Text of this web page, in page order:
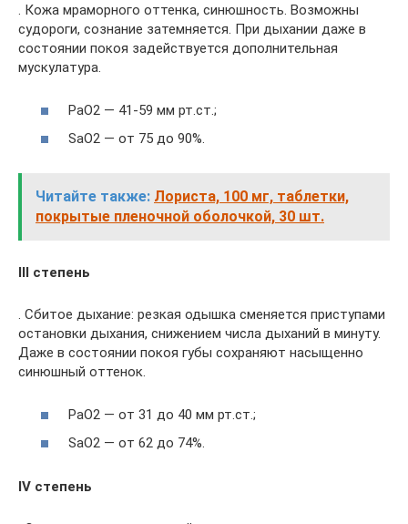
. Кожа мраморного оттенка, синюшность. Возможны
судороги, сознание затемняется. При дыхании даже в
состоянии покоя задействуется дополнительная
мускулатура.
РаО2 — 41-59 мм рт.ст.;
SаО2 — от 75 до 90%.
Читайте также: Лориста, 100 мг, таблетки,
покрытые пленочной оболочкой, 30 шт.
III степень
. Сбитое дыхание: резкая одышка сменяется приступами
остановки дыхания, снижением числа дыханий в минуту.
Даже в состоянии покоя губы сохраняют насыщенно
синюшный оттенок.
РаО2 — от 31 до 40 мм рт.ст.;
SаО2 — от 62 до 74%.
IV степень